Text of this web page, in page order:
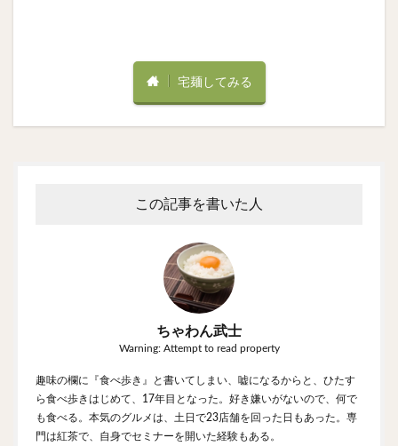
宅麺してみる
この記事を書いた人
ちゃわん武士
Warning: Attempt to read property
趣味の欄に『食べ歩き』と書いてしまい、嘘になるからと、ひたす
ら食べ歩きはじめて、17年目となった。好き嫌いがないので、何で
も食べる。本気のグルメは、土日で23店舗を回った日もあった。専
門は紅茶で、自身でセミナーを開いた経験もある。